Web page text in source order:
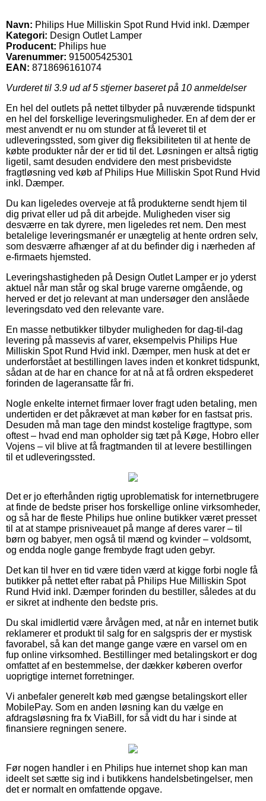
Navn: Philips Hue Milliskin Spot Rund Hvid inkl. Dæmper
Kategori: Design Outlet Lamper
Producent: Philips hue
Varenummer: 915005425301
EAN: 8718696161074
Vurderet til 3.9 ud af 5 stjerner baseret på 10 anmeldelser
En hel del outlets på nettet tilbyder på nuværende tidspunkt
en hel del forskellige leveringsmuligheder. En af dem der er
mest anvendt er nu om stunder at få leveret til et
udleveringssted, som giver dig fleksibiliteten til at hente de
købte produkter når der er tid til det. Løsningen er altså rigtig
ligetil, samt desuden endvidere den mest prisbevidste
fragtløsning ved køb af Philips Hue Milliskin Spot Rund Hvid
inkl. Dæmper.
Du kan ligeledes overveje at få produkterne sendt hjem til
dig privat eller ud på dit arbejde. Muligheden viser sig
desværre en tak dyrere, men ligeledes ret nem. Den mest
betalelige leveringsmanér er unægtelig at hente ordren selv,
som desværre afhænger af at du befinder dig i nærheden af
e-firmaets hjemsted.
Leveringshastigheden på Design Outlet Lamper er jo yderst
aktuel når man står og skal bruge varerne omgående, og
herved er det jo relevant at man undersøger den anslåede
leveringsdato ved den relevante vare.
En masse netbutikker tilbyder muligheden for dag-til-dag
levering på massevis af varer, eksempelvis Philips Hue
Milliskin Spot Rund Hvid inkl. Dæmper, men husk at det er
underforstået at bestillingen laves inden et konkret tidspunkt,
sådan at de har en chance for at nå at få ordren ekspederet
forinden de lageransatte får fri.
Nogle enkelte internet firmaer lover fragt uden betaling, men
undertiden er det påkrævet at man køber for en fastsat pris.
Desuden må man tage den mindst kostelige fragttype, som
oftest – hvad end man opholder sig tæt på Køge, Hobro eller
Vojens – vil blive at få fragtmanden til at levere bestillingen
til et udleveringssted.
Det er jo efterhånden rigtig uproblematisk for internetbrugere
at finde de bedste priser hos forskellige online virksomheder,
og så har de fleste Philips hue online butikker været presset
til at at stampe prisniveauet på mange af deres varer – til
børn og babyer, men også til mænd og kvinder – voldsomt,
og endda nogle gange frembyde fragt uden gebyr.
Det kan til hver en tid være tiden værd at kigge forbi nogle få
butikker på nettet efter rabat på Philips Hue Milliskin Spot
Rund Hvid inkl. Dæmper forinden du bestiller, således at du
er sikret at indhente den bedste pris.
Du skal imidlertid være årvågen med, at når en internet butik
reklamerer et produkt til salg for en salgspris der er mystisk
favorabel, så kan det mange gange være en varsel om en
fup online virksomhed. Bestillinger med betalingskort er dog
omfattet af en bestemmelse, der dækker køberen overfor
uoprigtige internet forretninger.
Vi anbefaler generelt køb med gængse betalingskort eller
MobilePay. Som en anden løsning kan du vælge en
afdragsløsning fra fx ViaBill, for så vidt du har i sinde at
finansiere regningen senere.
Før nogen handler i en Philips hue internet shop kan man
ideelt set sætte sig ind i butikkens handelsbetingelser, men
det er normalt en omfattende opgave.